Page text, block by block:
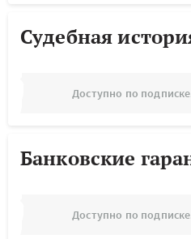
Судебная
Доступно по
Банковские
Доступно по